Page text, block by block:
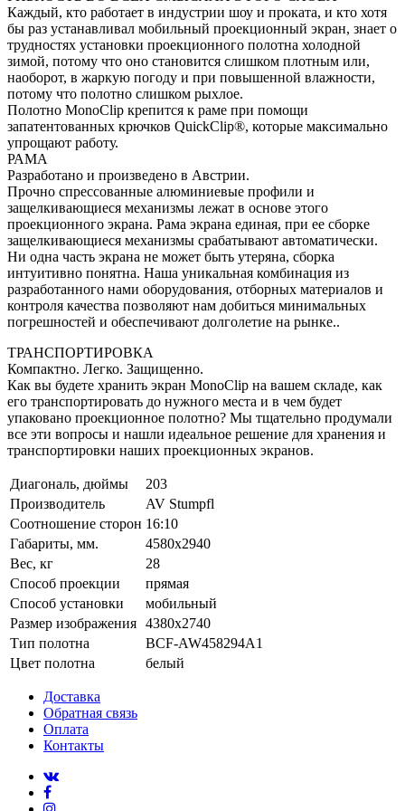
Каждый, кто работает в индустрии шоу и проката, и кто хотя
бы раз устанавливал мобильный проекционный экран, знает о
трудностях установки проекционного полотна холодной
зимой, потому что оно становится слишком плотным или,
наоборот, в жаркую погоду и при повышенной влажности,
потому что полотно слишком рыхлое.
Полотно MonoClip крепится к раме при помощи
запатентованных крючков QuickClip®, которые максимально
упрощают работу.
РАМА
Разработано и произведено в Австрии.
Прочно спрессованные алюминиевые профили и
защелкивающиеся механизмы лежат в основе этого
проекционного экрана. Рама экрана единая, при ее сборке
защелкивающиеся механизмы срабатывают автоматически.
Ни одна часть экрана не может быть утеряна, сборка
интуитивно понятна. Наша уникальная комбинация из
разработанного нами оборудования, отборных материалов и
контроля качества позволяют нам добиться минимальных
погрешностей и обеспечивают долголетие на рынке..
ТРАНСПОРТИРОВКА
Компактно. Легко. Защищенно.
Как вы будете хранить экран MonoClip на вашем складе, как
его транспортировать до нужного места и в чем будет
упаковано проекционное полотно? Мы тщательно продумали
все эти вопросы и нашли идеальное решение для хранения и
транспортировки наших проекционных экранов.
Диагональ, дюймы
203
Производитель
AV Stumpfl
Соотношение сторон 16:10
Габариты, мм.
4580x2940
Вес, кг
28
Способ проекции
прямая
Способ установки
мобильный
Размер изображения 4380x2740
Тип полотна
BCF-AW458294A1
Цвет полотна
белый
Доставка
Обратная связь
Оплата
Контакты